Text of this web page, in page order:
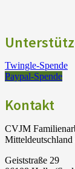
Twingle-Spende
Paypal-Spende
Kontakt
CVJM
Mitteldeutschland
Geiststraße 29